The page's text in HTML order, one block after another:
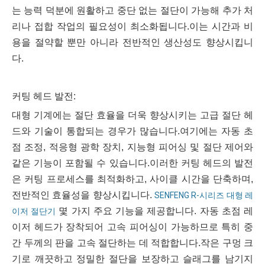
는 능력 덕분에 원활하고 중단 없는 절단이 가능해 추가 처
리나 접합 작업의 필요성이 최소화됩니다.이는 시간과 비
용을 절약할 뿐만 아니라 전반적인 생산성도 향상시킵니
다.
커팅 헤드 발전:
대형 기계에는 절단 효율을 더욱 향상시키는 고급 절단 헤
드와 기술이 통합되는 경우가 많습니다.여기에는 자동 초
점 조정, 적응형 광학 장치, 지능형 피어싱 및 절단 제어와
같은 기능이 포함될 수 있습니다.이러한 커팅 헤드의 발전
은 커팅 프로세스를 최적화하고, 사이클 시간을 단축하며,
전반적인 효율성을 향상시킵니다. SENFENG R-시리즈 대형 레
이저 절단기 몇 가지 주요 기능을 제공합니다. 자동 초점 레
이저 헤드가 장착되어 고속 피어싱이 가능하므로 특히 중
간 두께의 판을 고속 절단하는 데 적합합니다.작은 구멍 크
기로 깨끗하고 정밀한 절단을 보장하고 슬래그를 남기지